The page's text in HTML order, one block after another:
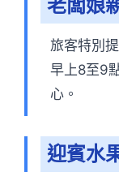
老闆娘
旅客特別
早上8至9
心。
迎賓水